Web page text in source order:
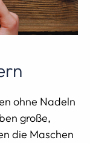
ohne Nadeln
große,
die Maschen